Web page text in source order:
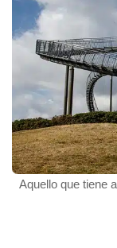
Aquello que tiene